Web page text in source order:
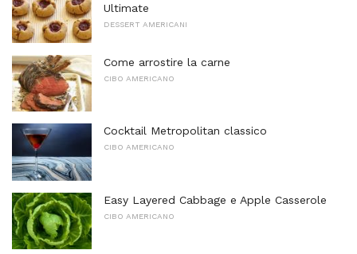
Ultimate
DESSERT AMERICANI
Come arrostire la carne
CIBO AMERICANO
Cocktail Metropolitan classico
CIBO AMERICANO
Easy Layered Cabbage e Apple Casserole
CIBO AMERICANO